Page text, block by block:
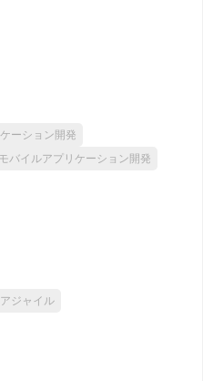
ーション開発
モバイルアプリケーション開発
アジャイル